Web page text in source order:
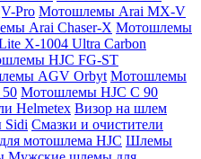
Pro Мотошлемы Arai MX-V
Arai Chaser-X Мотошлемы
X-1004 Ultra Carbon
HJC FG-ST
AGV Orbyt Мотошлемы
Мотошлемы HJC C 90
Helmetex Визор на шлем
Sidi Смазки и очистители
мотошлема HJC Шлемы